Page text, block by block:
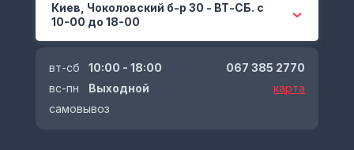
Киев, Чоколовский б-р 30 - ВТ-СБ. с
10-00 до 18-00
вт-сб
10:00 - 18:00
вс-пн
Выходной
самовывоз
067 385 2770
карта